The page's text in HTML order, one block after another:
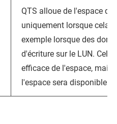
QTS alloue de l'espace
uniquement lorsque cela
exemple lorsque des
d'écriture sur le LUN.
efficace de l'espace, mais
l'espace sera disponible.